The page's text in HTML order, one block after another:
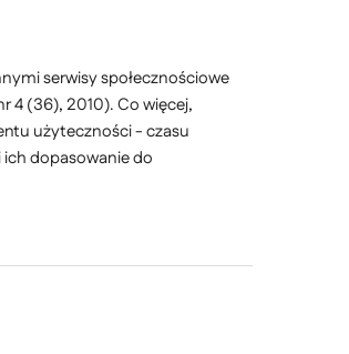
serwisy społecznościowe
4 (36), 2010). Co więcej,
użyteczności - czasu
dopasowanie do